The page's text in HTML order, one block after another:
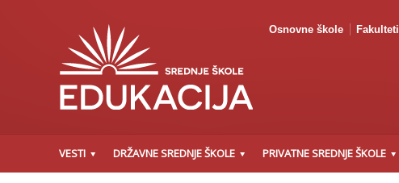
Osnovne škole Fakulteti
VESTI DRŽAVNE SREDNJE ŠKOLE PRIVATNE SREDNJE ŠKOLE